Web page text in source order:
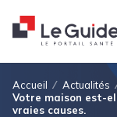
Fil d'Ariane
Accueil Actualités
Votre maison est-
vraies causes.